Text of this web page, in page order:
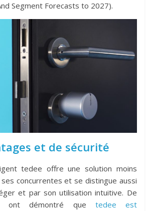
Segment Forecasts to 2027).
et de sécurité
tedee offre une solution moins
concurrentes et se distingue aussi
et par son utilisation intuitive. De
ont démontré que tedee est